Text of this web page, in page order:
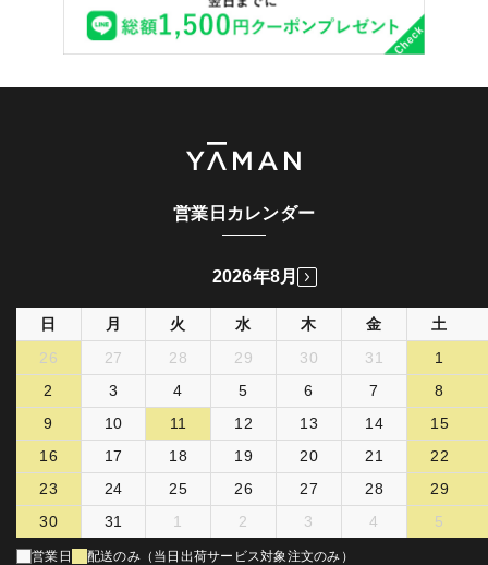
営業日カレンダー
2026年8月
日 月 火 水 木 金
土
26
27 28 29 30 31
1
2
3 4 5 6 7
8
9
10 11 12 13 14
15
16
17 18 19 20 21
22
23
24 25 26 27 28
29
30
31 1 2 3 4 5
営業日
配送のみ（当日出荷サービス対象注文のみ）